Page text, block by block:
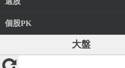
個股PK
大盤